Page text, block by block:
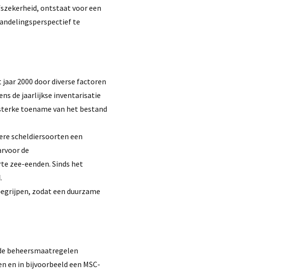
ontstaat voor een
te
2000 door diverse factoren
de jaarlijkse inventarisatie
toename van het bestand
scheldiersoorten een
de
zee-eenden. Sinds het
zodat een duurzame
beheersmaatregelen
en in bijvoorbeeld een MSC-